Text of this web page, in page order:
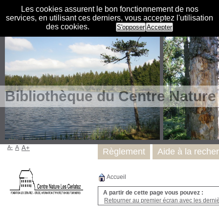
Les cookies assurent le bon fonctionnement de nos
services, en utilisant ces derniers, vous acceptez l'utilisation
des cookies.
S'opposer Accepter
Bibliothèque du Centre
Accueil
A partir de cette page vous pouvez :
Retourner au premier écran avec les
Règlement Aide à la
A- A A+